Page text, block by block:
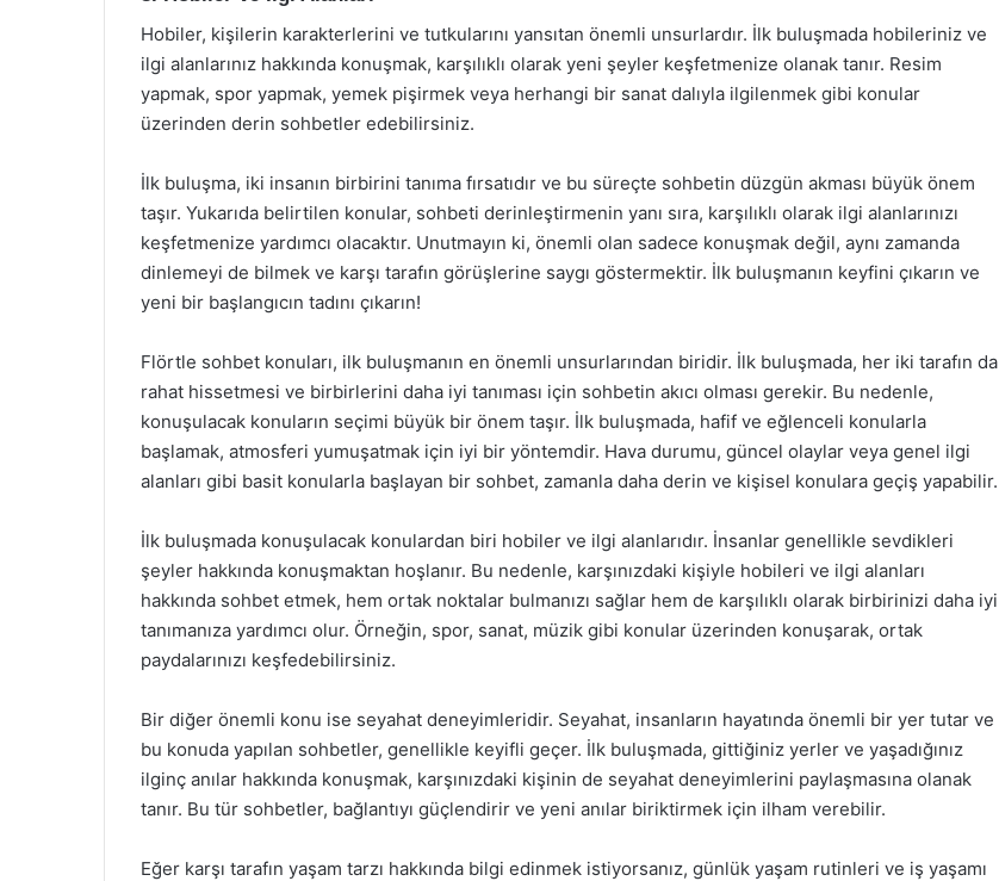
Hobiler, kişilerin karakterlerini ve tutkularını yansıtan önemli unsurlardır. İlk buluşmada hobileriniz ve
ilgi alanlarınız hakkında konuşmak, karşılıklı olarak yeni şeyler keşfetmenize olanak tanır. Resim
yapmak, spor yapmak, yemek pişirmek veya herhangi bir sanat dalıyla ilgilenmek gibi konular
üzerinden derin sohbetler edebilirsiniz.
İlk buluşma, iki insanın birbirini tanıma fırsatıdır ve bu süreçte sohbetin düzgün akması büyük önem
taşır. Yukarıda belirtilen konular, sohbeti derinleştirmenin yanı sıra, karşılıklı olarak ilgi alanlarınızı
keşfetmenize yardımcı olacaktır. Unutmayın ki, önemli olan sadece konuşmak değil, aynı zamanda
dinlemeyi de bilmek ve karşı tarafın görüşlerine saygı göstermektir. İlk buluşmanın keyfini çıkarın ve
yeni bir başlangıcın tadını çıkarın!
Flörtle sohbet konuları, ilk buluşmanın en önemli unsurlarından biridir. İlk buluşmada, her iki tarafın da
rahat hissetmesi ve birbirlerini daha iyi tanıması için sohbetin akıcı olması gerekir. Bu nedenle,
konuşulacak konuların seçimi büyük bir önem taşır. İlk buluşmada, hafif ve eğlenceli konularla
başlamak, atmosferi yumuşatmak için iyi bir yöntemdir. Hava durumu, güncel olaylar veya genel ilgi
alanları gibi basit konularla başlayan bir sohbet, zamanla daha derin ve kişisel konulara geçiş yapabilir.
İlk buluşmada konuşulacak konulardan biri hobiler ve ilgi alanlarıdır. İnsanlar genellikle sevdikleri
şeyler hakkında konuşmaktan hoşlanır. Bu nedenle, karşınızdaki kişiyle hobileri ve ilgi alanları
hakkında sohbet etmek, hem ortak noktalar bulmanızı sağlar hem de karşılıklı olarak birbirinizi daha iyi
tanımanıza yardımcı olur. Örneğin, spor, sanat, müzik gibi konular üzerinden konuşarak, ortak
paydalarınızı keşfedebilirsiniz.
Bir diğer önemli konu ise seyahat deneyimleridir. Seyahat, insanların hayatında önemli bir yer tutar ve
bu konuda yapılan sohbetler, genellikle keyifli geçer. İlk buluşmada, gittiğiniz yerler ve yaşadığınız
ilginç anılar hakkında konuşmak, karşınızdaki kişinin de seyahat deneyimlerini paylaşmasına olanak
tanır. Bu tür sohbetler, bağlantıyı güçlendirir ve yeni anılar biriktirmek için ilham verebilir.
Eğer karşı tarafın yaşam tarzı hakkında bilgi edinmek istiyorsanız, günlük yaşam rutinleri ve iş yaşamı